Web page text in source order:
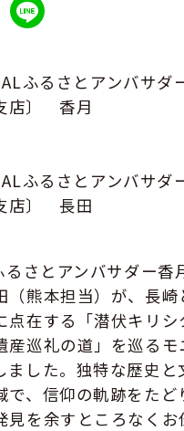
ふるさとアンバサダ
店〕 香月
ふるさとアンバサダ
店〕 長田
さとアンバサダー香
（熊本担当）が、長崎
点在する「潜伏キリシ
産巡礼の道」を巡るモ
ました。独特な歴史と
で、信仰の軌跡をたど
見を余すところなくお